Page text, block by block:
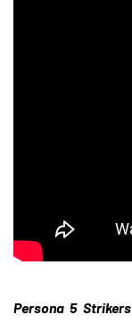
Persona 5 Strikers